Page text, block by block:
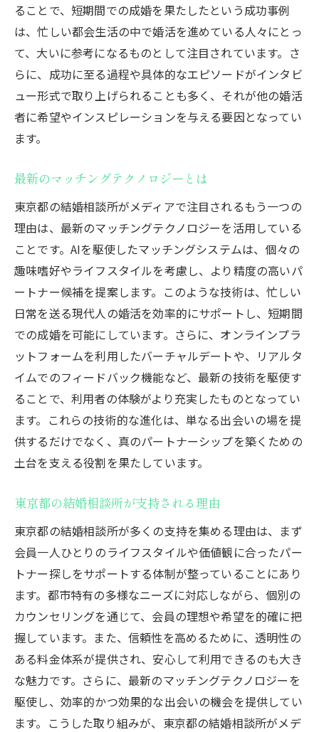
ることで、短期間での成婚を果たしたという成功事例
は、忙しい都会生活の中で婚活を進めている人々にとっ
て、大いに参考になるものとして注目されています。さ
らに、成功に至る過程や具体的なエピソードがインタビ
ュー形式で取り上げられることも多く、それが他の婚活
者に希望やインスピレーションを与える要因となってい
ます。
最新のマッチングテクノロジーとは
東京都の結婚相談所がメディアで注目されるもう一つの
理由は、最新のマッチングテクノロジーを活用している
ことです。AIを駆使したマッチングシステムは、個々の
趣味嗜好やライフスタイルを考慮し、より精度の高いパ
ートナー候補を提案します。このような技術は、忙しい
日常を送る現代人の婚活を効率的にサポートし、短期間
での成婚を可能にしています。さらに、オンラインプラ
ットフォームを利用したバーチャルデートや、リアルタ
イムでのフィードバック機能など、最新の技術を駆使す
ることで、利用者の体験がより充実したものとなってい
ます。これらの技術的な進化は、単なる出会いの場を提
供するだけでなく、真のパートナーシップを築くための
土台を支える役割を果たしています。
東京都の結婚相談所が支持される理由
東京都の結婚相談所が多くの支持を集める理由は、まず
会員一人ひとりのライフスタイルや価値観に合ったパー
トナー探しをサポートする体制が整っていることにあり
ます。都市特有の多様なニーズに対応しながら、個別の
カウンセリングを通じて、会員の理想や希望を的確に把
握しています。また、信頼性を高めるために、透明性の
ある料金体系が提供され、安心して利用できるのも大き
な魅力です。さらに、最新のマッチングテクノロジーを
駆使し、効率的かつ効果的な出会いの機会を提供してい
ます。こうした取り組みが、東京都の結婚相談所がメデ